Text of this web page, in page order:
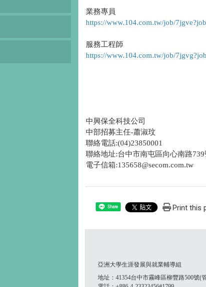
業務專員
https://www.104.com.tw/job/
服務工程師
https://www.104.com.tw/job/
中興保全科技公司
中部招募主任-蕭淑玟
聯絡電話:(04)23850001
聯絡地址:台中市南屯區向心南路739
電子信箱:135658@secom.com.tw
Share Print this
亞洲大學生涯發展與就業輔導組
地址：41354台中市霧峰區柳豐路500號(